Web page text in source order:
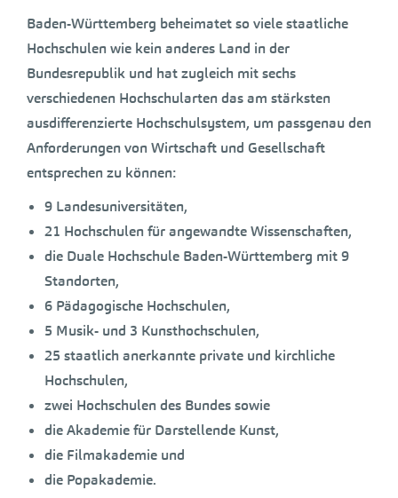
Baden-Württemberg beheimatet so viele staatliche
Hochschulen wie kein anderes Land in der
Bundesrepublik und hat zugleich mit sechs
verschiedenen Hochschularten das am stärksten
ausdifferenzierte Hochschulsystem, um passgenau den
Anforderungen von Wirtschaft und Gesellschaft
entsprechen zu können:
9 Landesuniversitäten,
21 Hochschulen für angewandte Wissenschaften,
die Duale Hochschule Baden-Württemberg mit 9
Standorten,
6 Pädagogische Hochschulen,
5 Musik- und 3 Kunsthochschulen,
25 staatlich anerkannte private und kirchliche
Hochschulen,
zwei Hochschulen des Bundes sowie
die Akademie für Darstellende Kunst,
die Filmakademie und
die Popakademie.